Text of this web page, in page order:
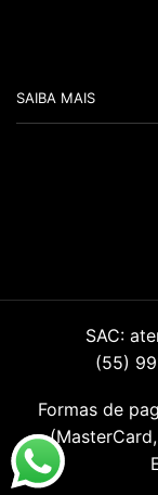
SAIBA MAIS
SAC:
(55)
Formas de